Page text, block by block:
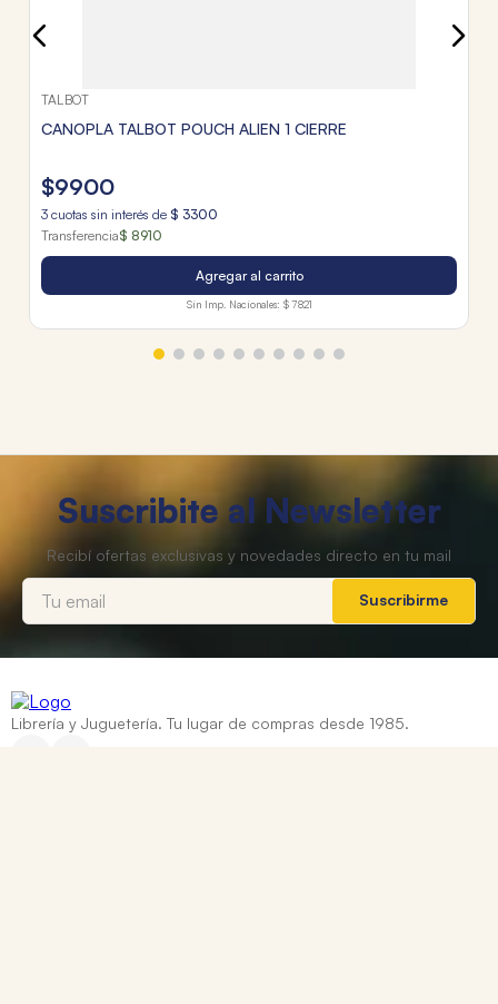
TALBOT
CANOPLA TALBOT POUCH ALIEN 1 CIERRE
$9900
3 cuotas sin interés de $ 3300
Transferencia$ 8910
Agregar al carrito
Sin Imp. Nacionales: $ 7821
Suscribite al Newsletter
Suscribirme
Librería y Juguetería. Tu lugar de compras desde 1985.